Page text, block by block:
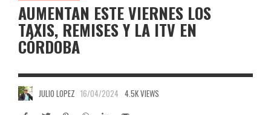
AUMENTAN ESTE VIERNES LOS
TAXIS, REMISES Y LA ITV EN
CÓRDOBA
JULIO LOPEZ 16/04/2024 4.5K VIEWS